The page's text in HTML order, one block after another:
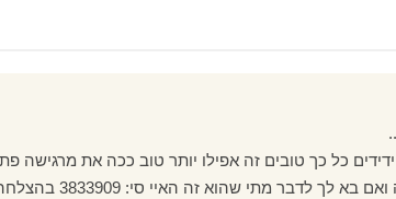
כל כך טובים זה אפילו יותר טוב ככה את מרגישה
מתי שהוא זה האיי סי: 3833909 בהצלחה כפרה..